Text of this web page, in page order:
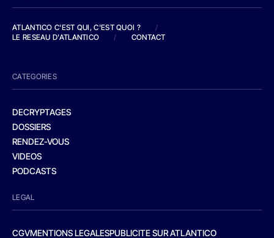
ATLANTICO C'EST QUI, C'EST QUOI ?
/
LE RESEAU D'ATLANTICO
/ CONTACT
CATEGORIES
DECRYPTAGES
DOSSIERS
RENDEZ-VOUS
VIDEOS
PODCASTS
LEGAL
CGVMENTIONS LEGALESPUBLICITE SUR ATLANTICO